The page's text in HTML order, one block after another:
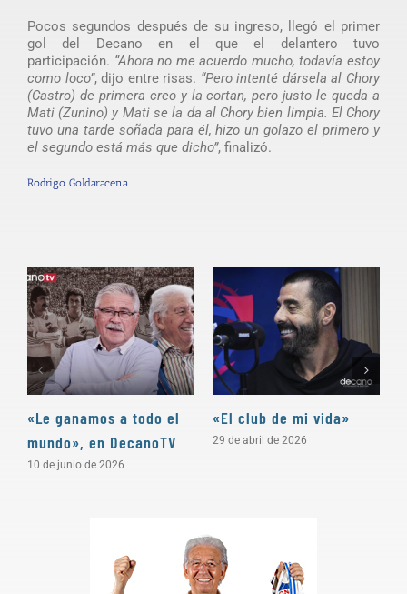
Pocos segundos después de su ingreso, llegó el primer
gol del Decano en el que el delantero tuvo
participación. “Ahora no me acuerdo mucho, todavía estoy
como loco”, dijo entre risas. “Pero intenté dársela al Chory
(Castro) de primera creo y la cortan, pero justo le queda a
Mati (Zunino) y Mati se la da al Chory bien limpia. El Chory
tuvo una tarde soñada para él, hizo un golazo el primero y
el segundo está más que dicho”, finalizó.
Rodrigo Goldaracena
«Le ganamos a todo el
mundo», en DecanoTV
10 de junio de 2026
«El club de mi vida»
29 de abril de 2026